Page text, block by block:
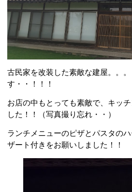
古民家を改装した素敵な建屋。。
す・・！！！
お店の中もとっても素敵で、キッ
した！！（写真撮り忘れ・・）
ランチメニューのピザとパスタの
ザート付きをお願いしました！！